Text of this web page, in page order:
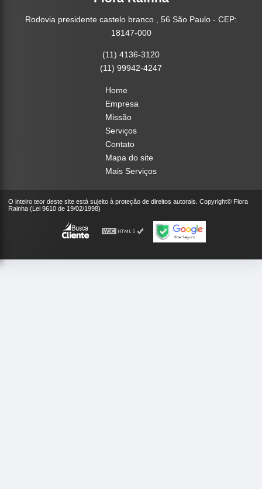
Rodovia presidente castelo branco , 56 São Paulo - CEP:
18147-000
(11) 4136-3120
(11) 99942-4247
Home
Empresa
Missão
Serviços
Contato
Mapa do site
Mais Serviços
O inteiro teor deste site está sujeito à proteção de direitos autorais. Copyright© Flora
Rainha (Lei 9610 de 19/02/1998)